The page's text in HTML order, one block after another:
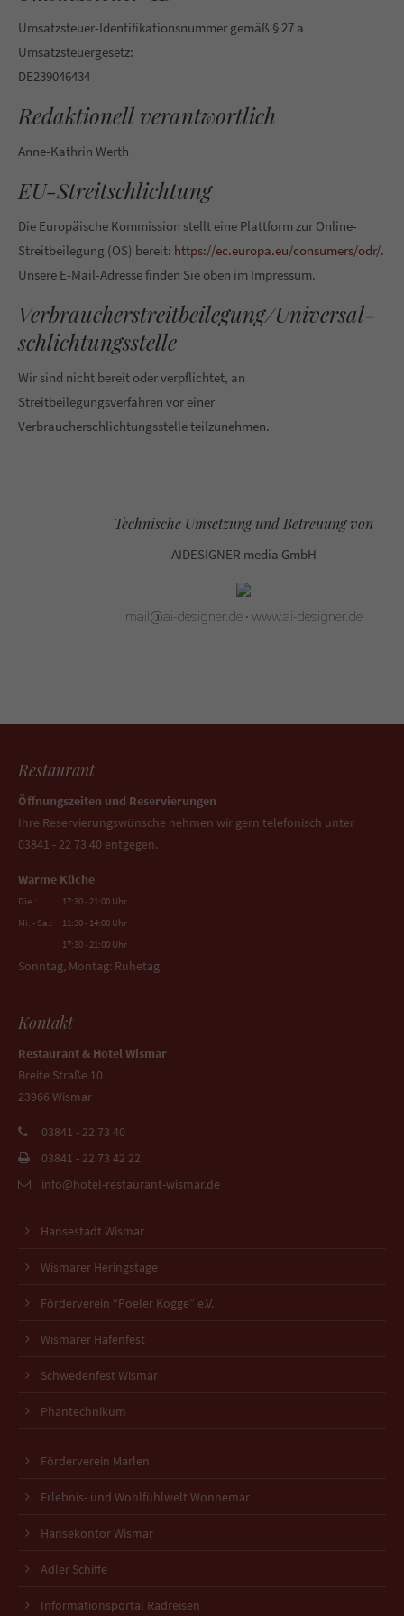
About us
Aenean commodo ligula eget dolor. Aenean massa. Cum
sociis natoque penatibus et magnis dis parturient montes,
Umsatzsteuer-Identifikationsnummer gemäß § 27 a
Umsatzsteuergesetz:
DE239046434
Redaktionell verantwortlich
Anne-Kathrin Werth
EU-Streitschlichtung
Die Europäische Kommission stellt eine Plattform zur Online-
Streitbeilegung (OS) bereit: https://ec.europa.eu/consumers/odr/.
Unsere E-Mail-Adresse finden Sie oben im Impressum.
Verbraucher­streit­beilegung/Universal­
schlichtungs­stelle
Wir sind nicht bereit oder verpflichtet, an
Streitbeilegungsverfahren vor einer
Verbraucherschlichtungsstelle teilzunehmen.
Technische Umsetzung und Betreuung von
AIDESIGNER media GmbH
mail@ai-designer.de· www.ai-designer.de
Restaurant
Öffnungszeiten und Reservierungen
Ihre Reservierungswünsche nehmen wir gern telefonisch unter
03841 - 22 73 40 entgegen.
Warme Küche
Die.:
17:30 - 21:00 Uhr
Mi. - Sa.:
11:30 - 14:00 Uhr
17:30 - 21:00 Uhr
Sonntag, Montag: Ruhetag
Kontakt
Restaurant & Hotel Wismar
Breite Straße 10
23966 Wismar
03841 - 22 73 40
03841 - 22 73 42 22
info@hotel-restaurant-wismar.de
Hansestadt Wismar
Wismarer Heringstage
Förderverein “Poeler Kogge” e.V.
Wismarer Hafenfest
Schwedenfest Wismar
Phantechnikum
Förderverein Marlen
Erlebnis- und Wohlfühlwelt Wonnemar
Hansekontor Wismar
Adler Schiffe
Informationsportal Radreisen